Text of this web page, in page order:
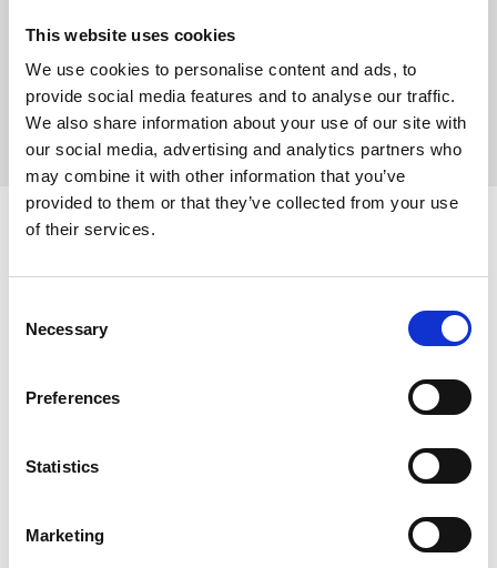
This website uses cookies
We use cookies to personalise content and ads, to
provide social media features and to analyse our traffic.
We also share information about your use of our site with
our social media, advertising and analytics partners who
may combine it with other information that you’ve
provided to them or that they’ve collected from your use
of their services.
Selection
Necessary
Preferences
Statistics
Marketing
Letar du efter ett pålitligt byggföretag i Västerås? Hos
stora byggprojekt. Med många års erfarenhet inom bygg och
anläggning hjälper vi privatpersoner, företag och
Hemdals bygg - det självklara valet av
Hemdals bygg – det självklara valet av byggföretag i
Vi är ett väletablerat byggföretag i Västerås som erbjuder hög
kvalitet och personlig service. Vi arbetar nära dig som kund för